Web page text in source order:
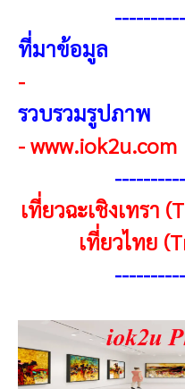
ที่มาข้อมูล
-
รวบรวมรูปภาพ
-www.iok2u.com
เที่ยวฉะเชิงเทรา
เที่ยวไทย